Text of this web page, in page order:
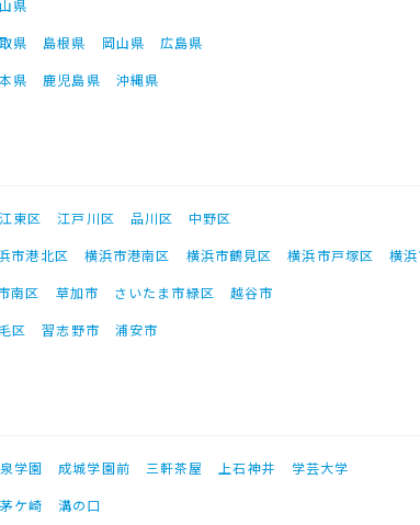
県
県 島根県 岡山県
広島県
県 鹿児島県 沖縄県
江東区 江戸川区 品川区
中野区
市港北区 横浜市港南区 横浜市鶴見区 横浜市戸塚区
横
南区 草加市 さいたま市緑区
越谷市
区 習志野市 浦安市
学園 成城学園前 三軒茶屋 上石神井
学芸大学
茅ケ崎
溝の口